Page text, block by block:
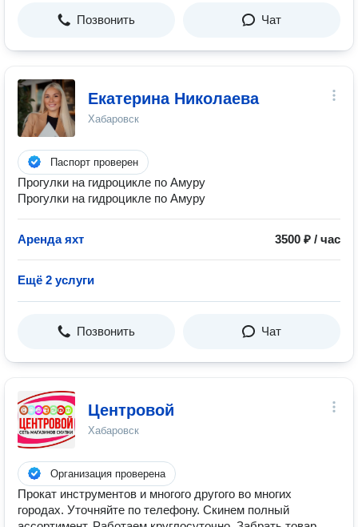
Позвонить Чат
Екатерина Николаева
Хабаровск
Паспорт проверен
Прогулки на гидроцикле по Амуру
Прогулки на гидроцикле по Амуру
Аренда яхт 3500 ₽ / час
Ещё 2 услуги
Позвонить Чат
Центровой
Хабаровск
Организация проверена
Прокат инструментов и многого другого во многих
городах. Уточняйте по телефону. Скинем полный